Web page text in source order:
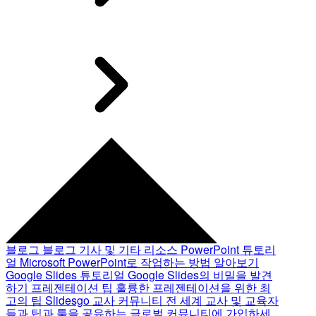
블로그 블로그 기사 및 기타 리소스 PowerPoint 튜토리
얼 Microsoft PowerPoint로 작업하는 방법 알아보기
Google Slides 튜토리얼 Google Slides의 비밀을 발견
하기 프레젠테이션 팁 훌륭한 프레젠테이션을 위한 최
고의 팁 Slidesgo 교사 커뮤니티 전 세계 교사 및 교육자